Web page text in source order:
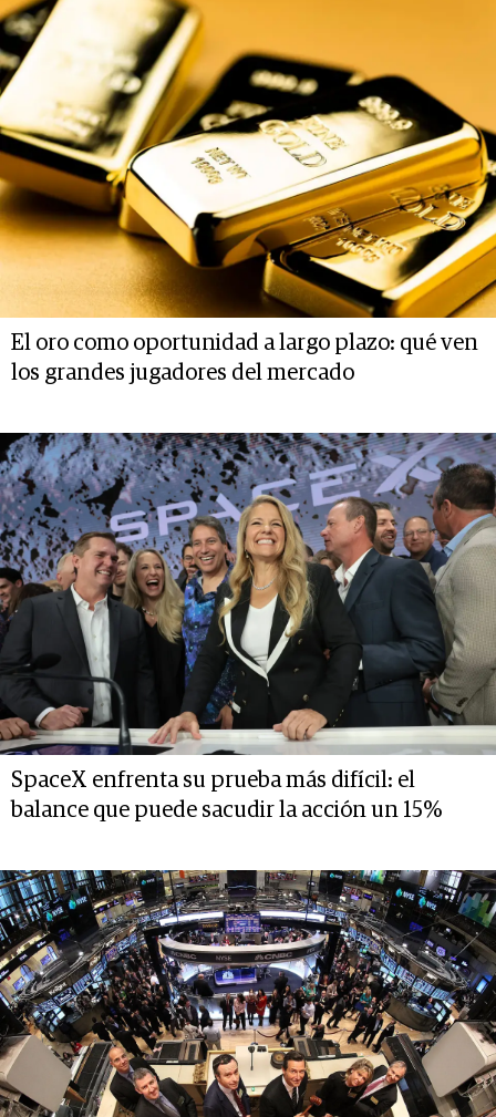
El oro como oportunidad a largo plazo: qué ven
los grandes jugadores del mercado
SpaceX enfrenta su prueba más difícil: el
balance que puede sacudir la acción un 15%